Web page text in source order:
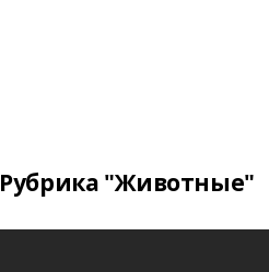
Рубрика "Животные"